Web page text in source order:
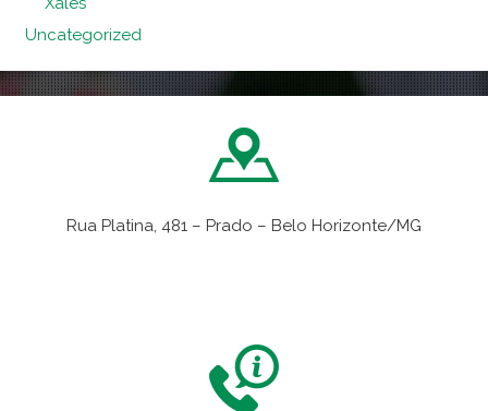
Uncategorized
Rua Platina, 481 – Prado – Belo Horizonte/MG